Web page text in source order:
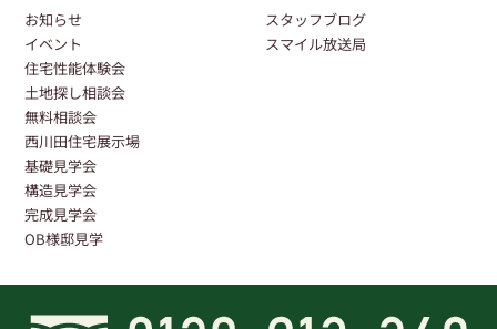
お知らせ
イベント
住宅性能体験会
土地探し相談会
無料相談会
西川田住宅展示場
基礎見学会
構造見学会
完成見学会
OB様邸見学
スタッフブログ
スマイル放送局